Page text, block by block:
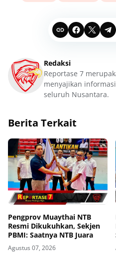
Redaksi
Reportase 7
menyajikan
seluruh Nusantara.
Berita Terkait
Pengprov Muaythai NTB
Resmi Dikukuhkan, Sekjen
PBMI: Saatnya NTB Juara
Agustus 07, 2026